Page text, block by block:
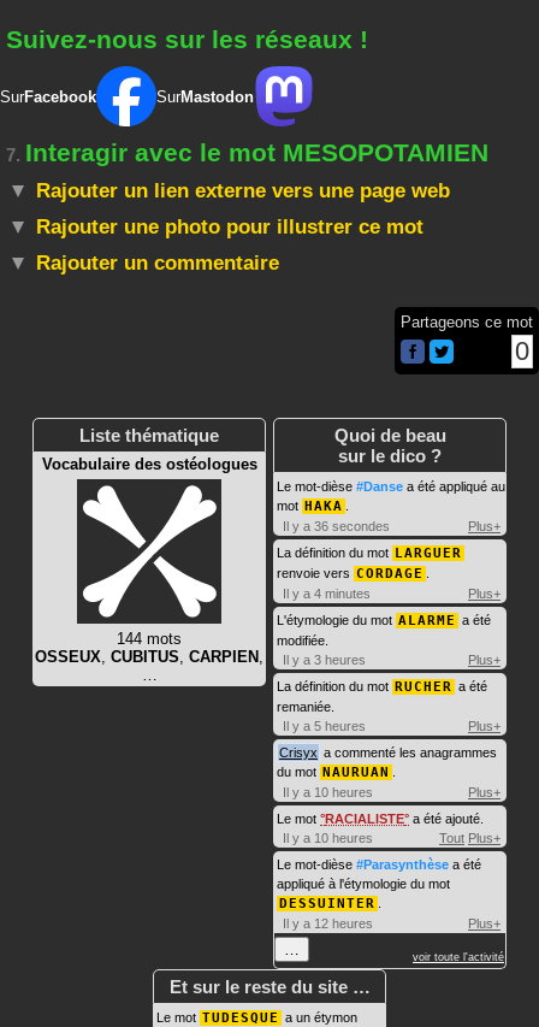
Suivez-nous sur les réseaux !
SurFacebook SurMastodon
7. Interagir avec le mot MESOPOTAMIEN
Rajouter un lien externe vers une page web
Rajouter une photo pour illustrer ce mot
Rajouter un commentaire
Partageons ce mot
0
Liste thématique
Vocabulaire des ostéologues
144 mots
OSSEUX, CUBITUS, CARPIEN ,
…
Quoi de beau
sur le dico ?
Le mot-dièse #Danse a été appliqué au
mot HAKA
Il y a 36 secondes
Plus+
La définition du mot LARGUER
renvoie vers CORDAGE
Il y a 4 minutes
Plus+
L'étymologie du mot ALARME a été
modifiée.
Il y a 3 heures
Plus+
La définition du mot RUCHER a été
remaniée.
Il y a 5 heures
Plus+
Crisyx a commenté les anagrammes
du mot NAURUAN
Il y a 10 heures
Plus+
Le mot RACIALISTE a été ajouté.
Il y a 10 heures
Tout Plus+
Le mot-dièse #Parasynthèse a été
appliqué à l'étymologie du mot
DESSUINTER
Il y a 12 heures
Plus+
… voir toute l'activité
Et sur le reste du site …
Le mot TUDESQUE a un étymon